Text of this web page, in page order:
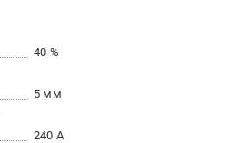
40 %
5 мм
240 А